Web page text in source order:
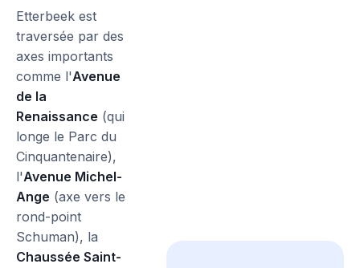
Etterbeek est
traversée par des
axes importants
comme l'Avenue
de la
Renaissance (qui
longe le Parc du
Cinquantenaire),
l'Avenue Michel-
Ange (axe vers le
rond-point
Schuman), la
Chaussée Saint-